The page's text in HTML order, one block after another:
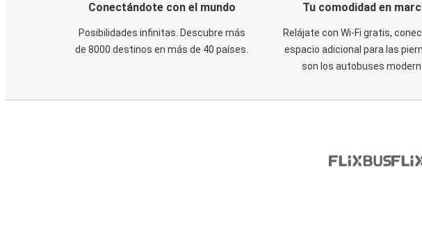
Conectándote con el mundo
Posibilidades infinitas. Descubre más
de 8000 destinos en más de 40 países.
Tu comodidad en
Relájate con Wi-Fi gratis,
espacio adicional para las
son los autobuses